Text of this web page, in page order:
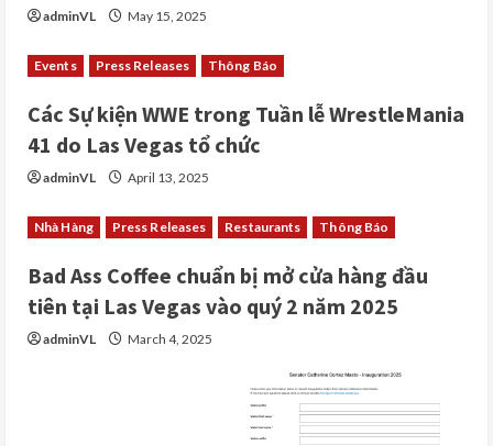
adminVL May 15, 2025
Events Press Releases Thông Báo
Các Sự kiện WWE trong Tuần lễ WrestleMania
41 do Las Vegas tổ chức
adminVL April 13, 2025
Nhà Hàng Press Releases Restaurants Thông Báo
Bad Ass Coffee chuẩn bị mở cửa hàng đầu
tiên tại Las Vegas vào quý 2 năm 2025
adminVL March 4, 2025